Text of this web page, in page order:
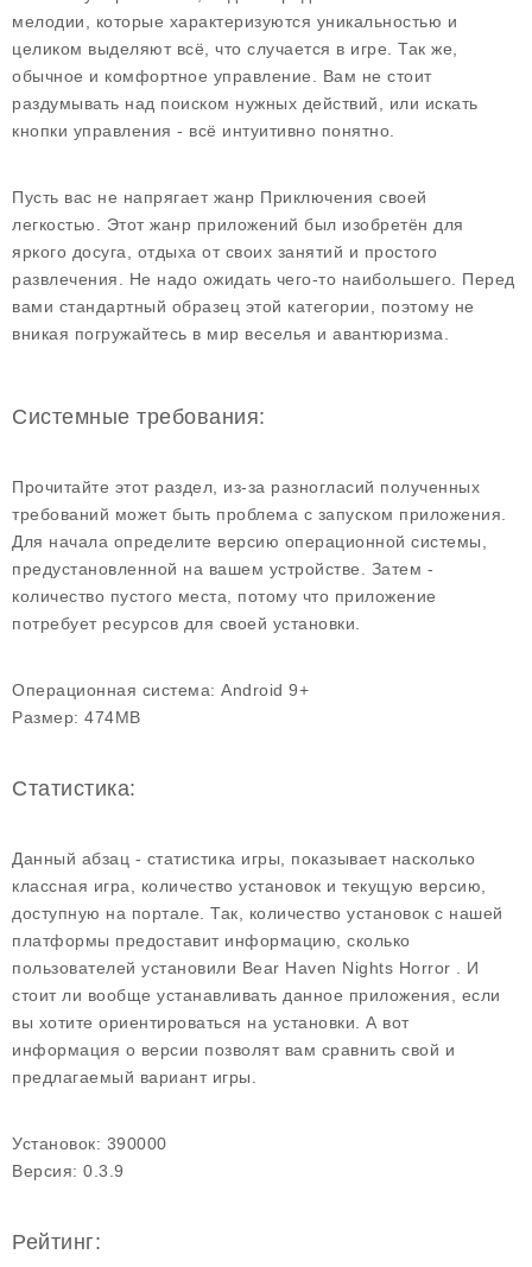
мелодии, которые характеризуются уникальностью и
целиком выделяют всё, что случается в игре. Так же,
обычное и комфортное управление. Вам не стоит
раздумывать над поиском нужных действий, или искать
кнопки управления - всё интуитивно понятно.
Пусть вас не напрягает жанр Приключения своей
легкостью. Этот жанр приложений был изобретён для
яркого досуга, отдыха от своих занятий и простого
развлечения. Не надо ожидать чего-то наибольшего. Перед
вами стандартный образец этой категории, поэтому не
вникая погружайтесь в мир веселья и авантюризма.
Системные требования:
Прочитайте этот раздел, из-за разногласий полученных
требований может быть проблема с запуском приложения.
Для начала определите версию операционной системы,
предустановленной на вашем устройстве. Затем -
количество пустого места, потому что приложение
потребует ресурсов для своей установки.
Операционная система: Android 9+
Размер: 474MB
Статистика:
Данный абзац - статистика игры, показывает насколько
классная игра, количество установок и текущую версию,
доступную на портале. Так, количество установок с нашей
платформы предоставит информацию, сколько
пользователей установили Bear Haven Nights Horror . И
стоит ли вообще устанавливать данное приложения, если
вы хотите ориентироваться на установки. А вот
информация о версии позволят вам сравнить свой и
предлагаемый вариант игры.
Установок: 390000
Версия: 0.3.9
Рейтинг: